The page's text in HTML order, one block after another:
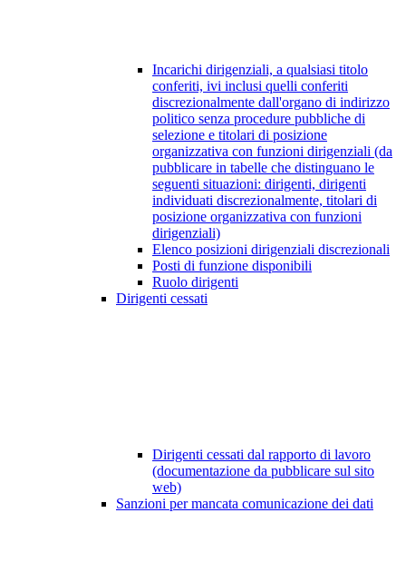
Incarichi dirigenziali, a qualsiasi titolo
conferiti, ivi inclusi quelli conferiti
discrezionalmente dall'organo di indirizzo
politico senza procedure pubbliche di
selezione e titolari di posizione
organizzativa con funzioni dirigenziali (da
pubblicare in tabelle che distinguano le
seguenti situazioni: dirigenti, dirigenti
individuati discrezionalmente, titolari di
posizione organizzativa con funzioni
dirigenziali)
Elenco posizioni dirigenziali discrezionali
Posti di funzione disponibili
Ruolo dirigenti
Dirigenti cessati
Dirigenti cessati dal rapporto di lavoro
(documentazione da pubblicare sul sito
web)
Sanzioni per mancata comunicazione dei dati